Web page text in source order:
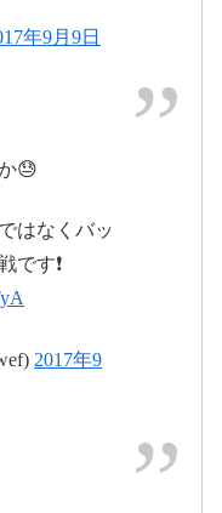
9月9日
年9月9日
😓
はなくバッ
です❗
2017年9